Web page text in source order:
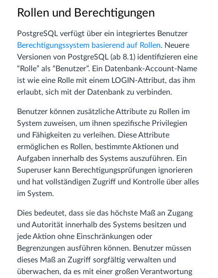
Rollen und Berechtigungen
PostgreSQL verfügt über ein integriertes Benutzer
Berechtigungssystem basierend auf Rollen. Neuere
Versionen von PostgreSQL (ab 8.1) identifizieren eine
“Rolle” als “Benutzer”. Ein Datenbank-Account-Name
ist wie eine Rolle mit einem LOGIN-Attribut, das ihm
erlaubt, sich mit der Datenbank zu verbinden.
Benutzer können zusätzliche Attribute zu Rollen im
System zuweisen, um ihnen spezifische Privilegien
und Fähigkeiten zu verleihen. Diese Attribute
ermöglichen es Rollen, bestimmte Aktionen und
Aufgaben innerhalb des Systems auszuführen. Ein
Superuser kann Berechtigungsprüfungen ignorieren
und hat vollständigen Zugriff und Kontrolle über alles
im System.
Dies bedeutet, dass sie das höchste Maß an Zugang
und Autorität innerhalb des Systems besitzen und
jede Aktion ohne Einschränkungen oder
Begrenzungen ausführen können. Benutzer müssen
dieses Maß an Zugriff sorgfältig verwalten und
überwachen, da es mit einer großen Verantwortung